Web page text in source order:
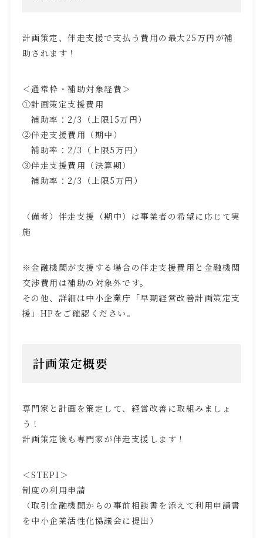
計画策定、伴走支援で支払う費用の最大 25万円が補
助されます！
＜通常枠・補助対象経費＞
①計画策定支援費用
補助率： 2/3 （上限15万円）
②伴走支援費用（期中）
補助率： 2/3 （上限5万円）
③伴走支援費用（決算期）
補助率： 2/3 （上限5万円）
（備考）伴走支援（期中）は事業者の希望に応じて実
施
※金融機関が支援する場合の伴走支援費用と金融機関
交渉費用は補助の対象外です。
その他、詳細は中小企業庁「早期経営改善計画策定支
援」 HP をご確認ください。
計画策定概要
専門家と計画を策定して、経営改善に取組みましょ
う！
計画策定後も専門家が伴走支援します！
＜STEP1 ＞
制度の利用申請
（取引金融機関からの事前相談書を添えて利用申請書
を中小企業活性化協議会に提出）